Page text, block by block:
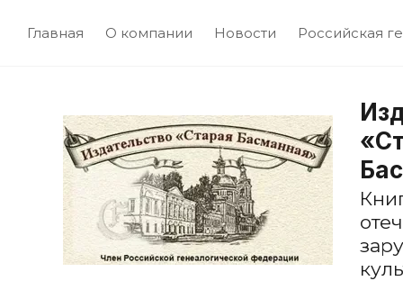
Главная О компании Новости Российская